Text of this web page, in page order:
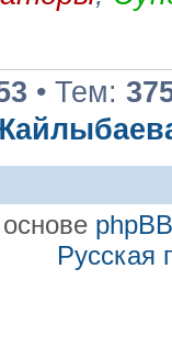
• Тем:
phpBB
Русская